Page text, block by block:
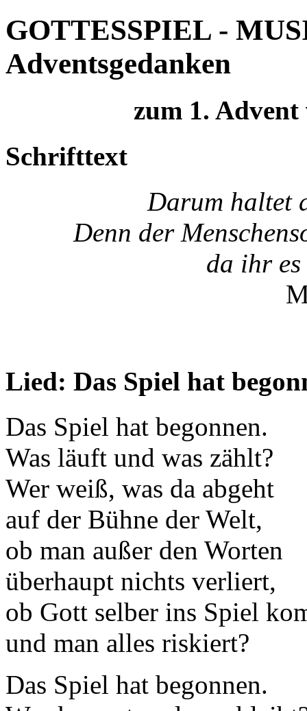
GOTTESSPIEL -
Adventsgedanken
zum 1.
Schrifttext
Darum haltet
Denn der
da ihr
Lied: Das Spiel hat
Das Spiel hat begonnen.
Was läuft und was zählt?
Wer weiß, was da
auf der Bühne der Welt,
ob man außer den Worten
überhaupt nichts verliert,
ob Gott selber ins Spiel
und man alles riskiert?
Das Spiel hat begonnen.